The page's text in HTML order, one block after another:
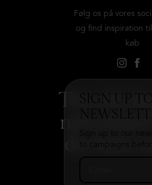
SIGN UP
Følg os på vores
og find inspiration
køb
Tilmeld dig